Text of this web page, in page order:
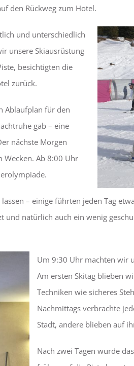
den Rückweg zum Hotel.
und unterschiedlich
unsere Skiausrüstung
besichtigten die
zurück.
Ablaufplan für den
gab – eine
nächste Morgen
Ab 8:00 Uhr
– einige führten jeden Tag
und natürlich auch ein wenig
Um 9:30 Uhr machten wir
Am ersten Skitag blieben
Techniken wie sicheres
Nachmittags verbrachte
Stadt, andere blieben auf
Nach zwei Tagen wurde